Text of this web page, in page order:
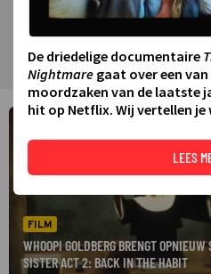
FILM
WHOOPI GOLDBERG BRENGT
SISTER ACT 2: BACK IN THE HABIT
De driedelige documentaire
Nightmare gaat over een
moordzaken van de laatste
hit op Netflix. Wij vertellen je
LEES